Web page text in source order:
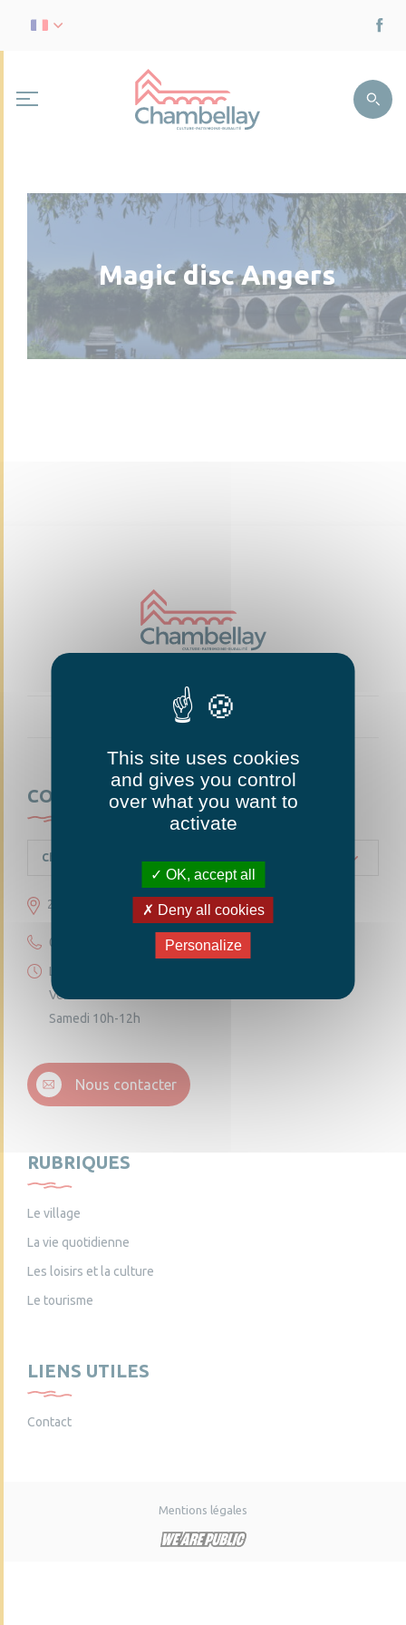
Magic disc Angers
CONTACTEZ-NOUS
Chambellay
23 grande rue 49220 Chambellay
02 41 95 10 54
Lundi 14h30-18h
Vendredi 14h30-18h
Samedi 10h-12h
Nous contacter
RUBRIQUES
Le village
La vie quotidienne
Les loisirs et la culture
Le tourisme
LIENS UTILES
Contact
Mentions légales
This site uses cookies
and gives you control
over what you want to
activate
OK, accept all
Deny all cookies
Personalize